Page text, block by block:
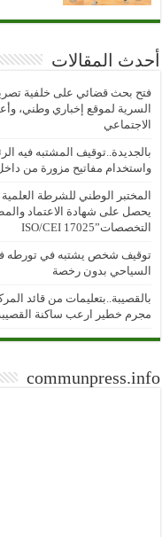
أحدث المقالات
فتح بحث قضائي على خلفية
السرية لموقع إخباري وطني،
الاجتماعي
بالجديدة..توقيف المشتبه فيه
واستخدام مفاتيح مزورة من
المختبر الوطني للشرطة العلمية
يحصل على شهادة الاعتماد
التخصصات”ISO/CEI 17025
توقيف شخص يشتبه في تورطه في
السياحي بدون رخصة
بالقصيبة..بتعليمات من قائد
مجرم خطير ارعب ساكنة
communpress.info